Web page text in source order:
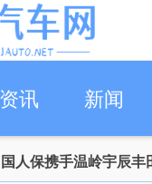
讯 新闻
人保携手温岭宇辰丰